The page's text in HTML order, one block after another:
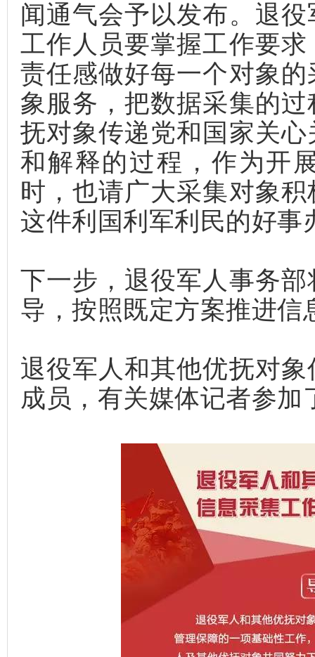
闻通气会予以发布。退
工作人员要掌握工作要
责任感做好每一个对象
象服务，把数据采集的
抚对象传递党和国家关
和解释的过程，作为开
时，也请广大采集对象
这件利国利军利民的好事
下一步，退役军人事务
导，按照既定方案推进信
退役军人和其他优抚对
成员，有关媒体记者参加